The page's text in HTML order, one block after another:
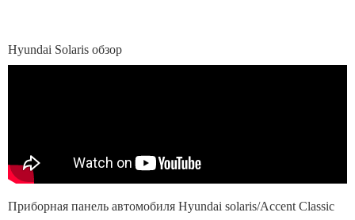
Hyundai Solaris обзор
Приборная панель автомобиля Hyundai solaris/Accent Classic